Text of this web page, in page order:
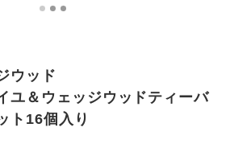
ウッド
ユ＆ウェッジウッドティーバ
ト16個入り